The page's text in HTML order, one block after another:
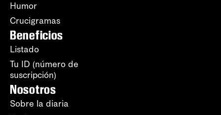
Humor
Crucigramas
Beneficios
Listado
Tu ID (número de
suscripción)
Nosotros
Sobre la diaria